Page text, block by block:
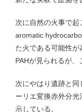
次に自然の火事で
aromatic
た火である可能性
PAHが見られるが
次にやはり遺跡と
ーリエ変換赤外分
示している。